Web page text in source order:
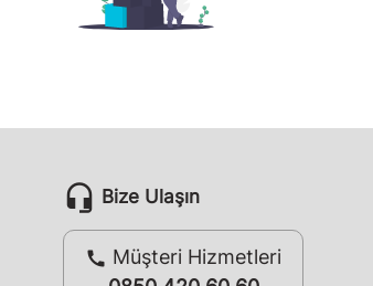
headset_mic Bize Ulaşın
call Müşteri Hizmetleri